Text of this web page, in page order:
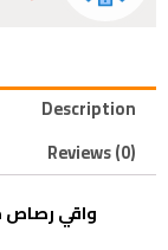
Description
Reviews (0)
واقي رصاص